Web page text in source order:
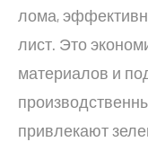
лома,
лист. Это
материалов и
привлекают